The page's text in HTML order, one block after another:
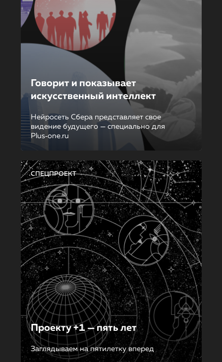
Говорит и показывает
искусственный интеллект
Нейросеть Сбера представляет свое
видение будущего — специально для
Plus‑one.ru
СПЕЦПРОЕКТ
Проекту +1 — пять лет
Заглядываем на пятилетку вперед